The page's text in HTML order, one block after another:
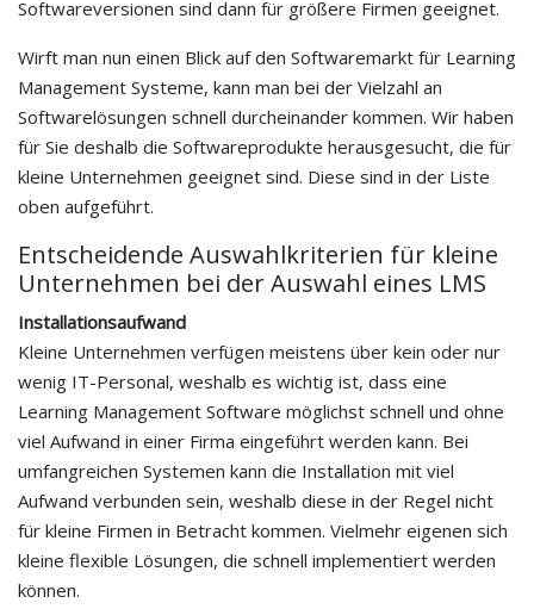
Softwareversionen sind dann für größere Firmen geeignet.
Wirft man nun einen Blick auf den Softwaremarkt für Learning
Management Systeme, kann man bei der Vielzahl an
Softwarelösungen schnell durcheinander kommen. Wir haben
für Sie deshalb die Softwareprodukte herausgesucht, die für
kleine Unternehmen geeignet sind. Diese sind in der Liste
oben aufgeführt.
Entscheidende Auswahlkriterien für kleine
Unternehmen bei der Auswahl eines LMS
Installationsaufwand
Kleine Unternehmen verfügen meistens über kein oder nur
wenig IT-Personal, weshalb es wichtig ist, dass eine
Learning Management Software möglichst schnell und ohne
viel Aufwand in einer Firma eingeführt werden kann. Bei
umfangreichen Systemen kann die Installation mit viel
Aufwand verbunden sein, weshalb diese in der Regel nicht
für kleine Firmen in Betracht kommen. Vielmehr eigenen sich
kleine flexible Lösungen, die schnell implementiert werden
können.